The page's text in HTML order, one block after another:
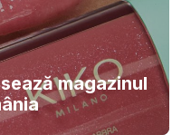
magazinul